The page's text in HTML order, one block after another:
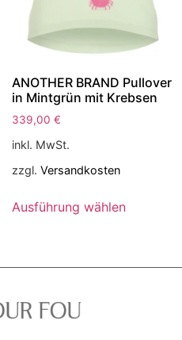
ANOTHER BRAND Pullover
in Mintgrün mit Krebsen
339,00 €
inkl. MwSt.
zzgl. Versandkosten
Ausführung wählen